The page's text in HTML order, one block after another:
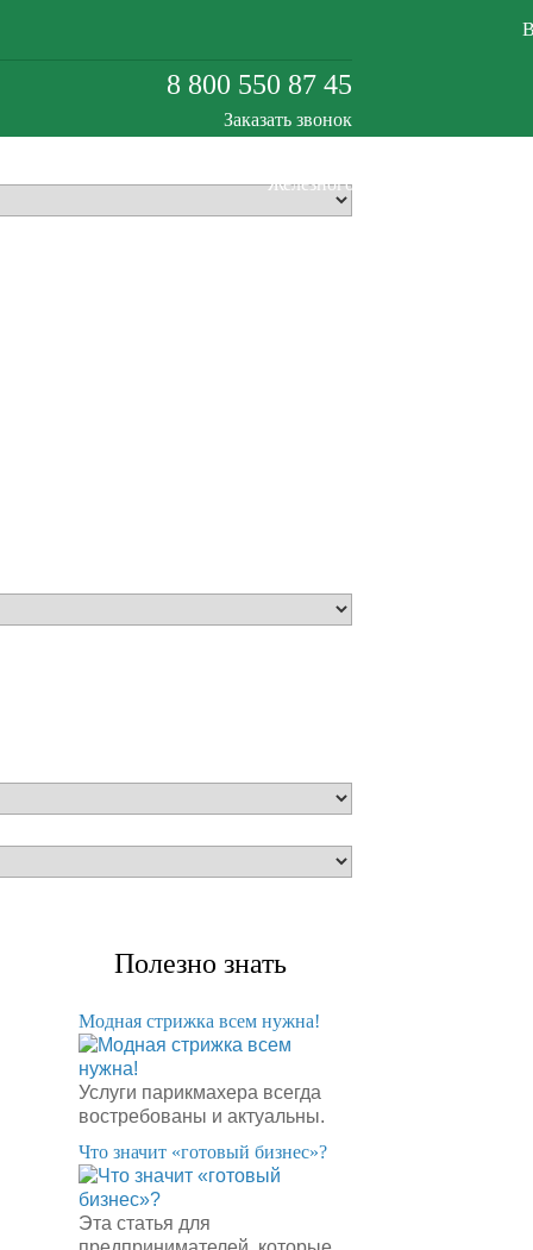
Железногорск-Илимский
8 800 550 87 45
Заказать звонок
Полезно знать
Модная стрижка всем нужна!
Услуги парикмахера всегда
востребованы и актуальны.
​Что значит «готовый бизнес»?
Эта статья для